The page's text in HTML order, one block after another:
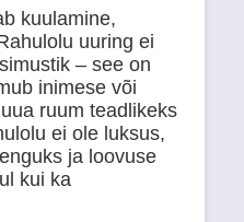
kuulamine,
uuring ei
– see on
inimese või
ruum teadlikeks
ei ole luksus,
ja loovuse
kui ka